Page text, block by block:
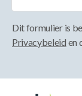
Dit formulier is
Privacybeleid en